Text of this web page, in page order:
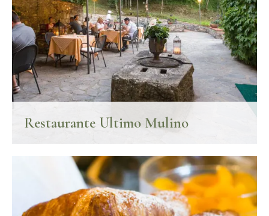
Restaurante Ultimo Mulino
cocinados a la perfección y exquisitos sabores toscanos.